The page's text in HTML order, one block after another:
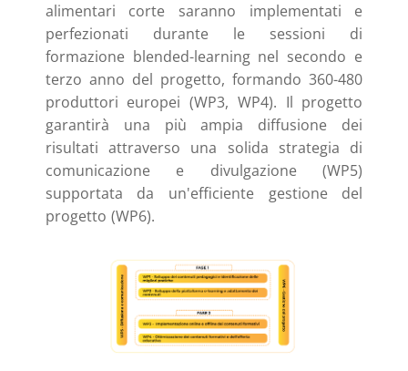
alimentari corte saranno implementati e
perfezionati durante le sessioni di
formazione blended-learning nel secondo e
terzo anno del progetto, formando 360-480
produttori europei (WP3, WP4). Il progetto
garantirà una più ampia diffusione dei
risultati attraverso una solida strategia di
comunicazione e divulgazione (WP5)
supportata da un'efficiente gestione del
progetto (WP6).